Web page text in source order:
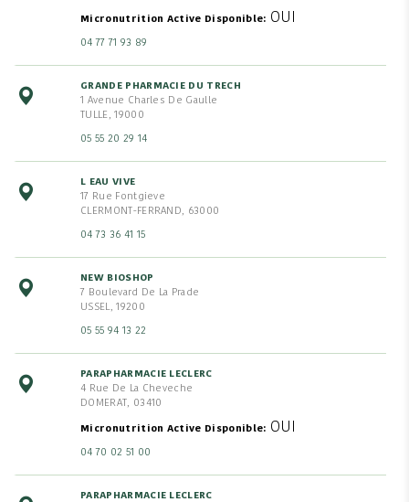
Micronutrition Active Disponible OUI
04 77 71 93 89
GRANDE PHARMACIE DU TRECH
1 Avenue Charles De Gaulle
TULLE, 19000
05 55 20 29 14
L EAU VIVE
17 Rue Fontgieve
CLERMONT-FERRAND, 63000
04 73 36 41 15
NEW BIOSHOP
7 Boulevard De La Prade
USSEL, 19200
05 55 94 13 22
PARAPHARMACIE LECLERC
4 Rue De La Cheveche
DOMERAT, 03410
Micronutrition Active Disponible OUI
04 70 02 51 00
PARAPHARMACIE LECLERC